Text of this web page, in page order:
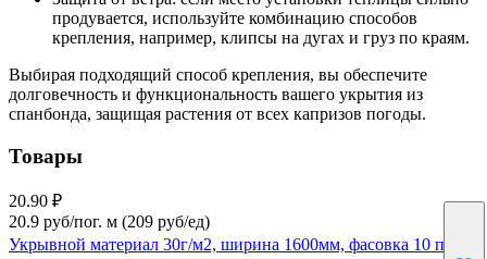
продувается, используйте комбинацию способов
крепления, например, клипсы на дугах и груз по краям.
Выбирая подходящий способ крепления, вы обеспечите
долговечность и функциональность вашего укрытия из
спанбонда, защищая растения от всех капризов погоды.
Товары
20.90 ₽
20.9 руб/пог. м (209 руб/eд)
Укрывной материал 30г/м2, ширина 1600мм, фасовка 10 п.м.